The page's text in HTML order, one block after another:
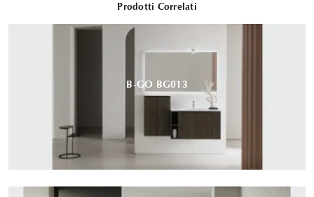
Prodotti Correlati
B-GO BG013